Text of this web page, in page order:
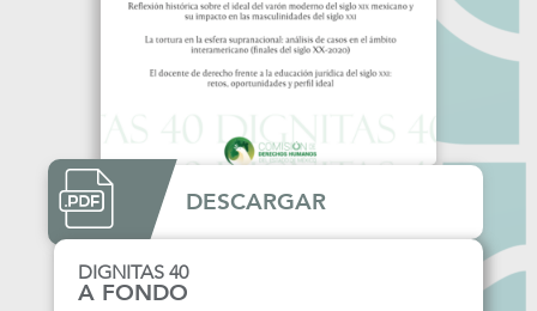
DESCARGAR
DIGNITAS 40
A FONDO